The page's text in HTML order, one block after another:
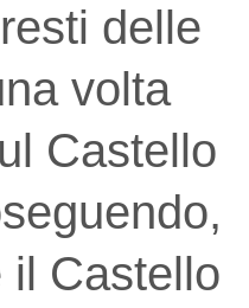
delle
volta
Castello
il Castello